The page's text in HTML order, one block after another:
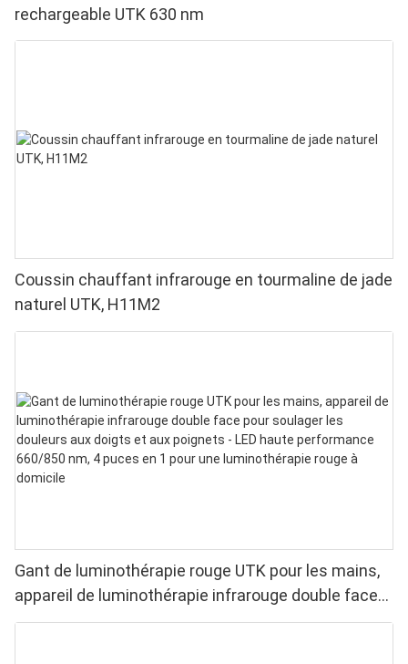
rechargeable UTK 630 nm
Coussin chauffant infrarouge en tourmaline de jade
naturel UTK, H11M2
Gant de luminothérapie rouge UTK pour les mains,
appareil de luminothérapie infrarouge double face
pour soulager les douleurs aux doigts et aux